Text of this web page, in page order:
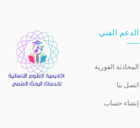
الدعم الفني
المحادثة الفورية
اتصل بنا
إنشاء حساب